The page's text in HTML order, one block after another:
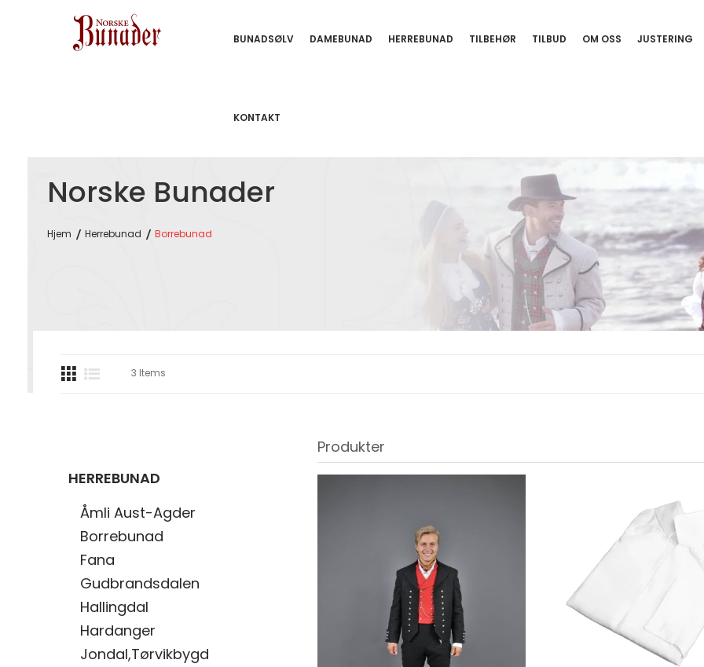
BUNADSØLV DAMEBUNAD HERREBUNAD TILBEHØR TILBUD OM OSS JUSTERING
KONTAKT
Norske Bunader
Hjem Herrebunad Borrebunad
HERREBUNAD
Åmli Aust-Agder
Borrebunad
Fana
Gudbrandsdalen
Hallingdal
Hardanger
Jondal,Tørvikbygd
Produkter
3 Items